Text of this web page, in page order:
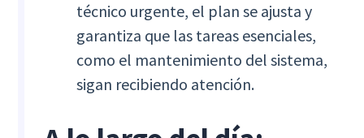
técnico urgente, el plan se ajusta y
garantiza que las tareas esenciales,
como el mantenimiento del sistema,
sigan recibiendo atención.